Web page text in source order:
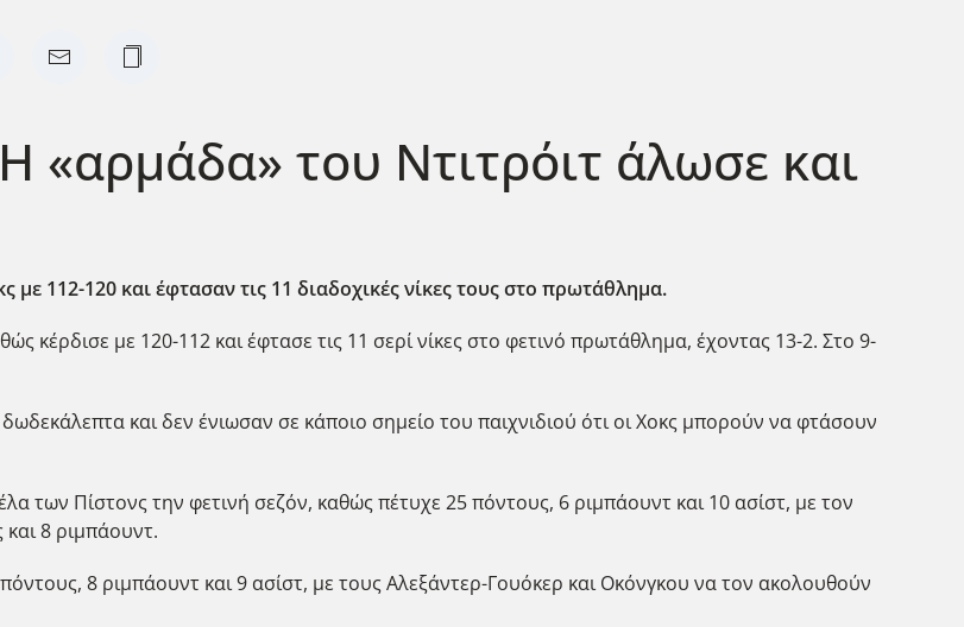
«αρμάδα» του Ντιτρόιτ άλωσε και
με 112-120 και έφτασαν τις 11 διαδοχικές νίκες τους στο πρωτάθλημα.
κέρδισε με 120-112 και έφτασε τις 11 σερί νίκες στο φετινό πρωτάθλημα, έχοντας 13-2. Στο 9-
και δεν ένιωσαν σε κάποιο σημείο του παιχνιδιού ότι οι Χοκς μπορούν να φτάσουν
των Πίστονς την φετινή σεζόν, καθώς πέτυχε 25 πόντους, 6 ριμπάουντ και 10 ασίστ, με τον
8 ριμπάουντ.
8 ριμπάουντ και 9 ασίστ, με τους Αλεξάντερ-Γουόκερ και Οκόνγκου να τον ακολουθούν